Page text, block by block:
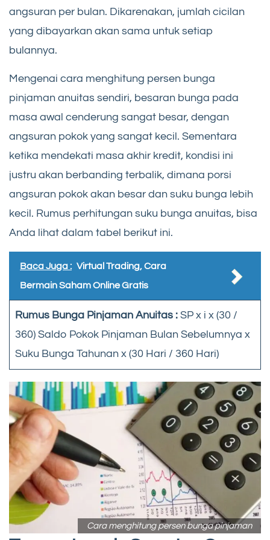
angsuran per bulan. Dikarenakan, jumlah cicilan
yang dibayarkan akan sama untuk setiap
bulannya.
Mengenai cara menghitung persen bunga
pinjaman anuitas sendiri, besaran bunga pada
masa awal cenderung sangat besar, dengan
angsuran pokok yang sangat kecil. Sementara
ketika mendekati masa akhir kredit, kondisi ini
justru akan berbanding terbalik, dimana porsi
angsuran pokok akan besar dan suku bunga lebih
kecil. Rumus perhitungan suku bunga anuitas, bisa
Anda lihat dalam tabel berikut ini.
Baca Juga : Virtual Trading, Cara
Bermain Saham Online Gratis
Rumus Bunga Pinjaman Anuitas : SP x i x (30 /
360) Saldo Pokok Pinjaman Bulan Sebelumnya x
Suku Bunga Tahunan x (30 Hari / 360 Hari)
Cara menghitung persen bunga pinjaman